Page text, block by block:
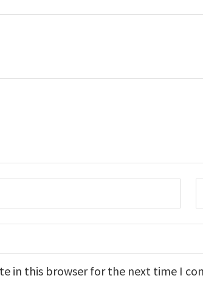
in this browser for the next time I